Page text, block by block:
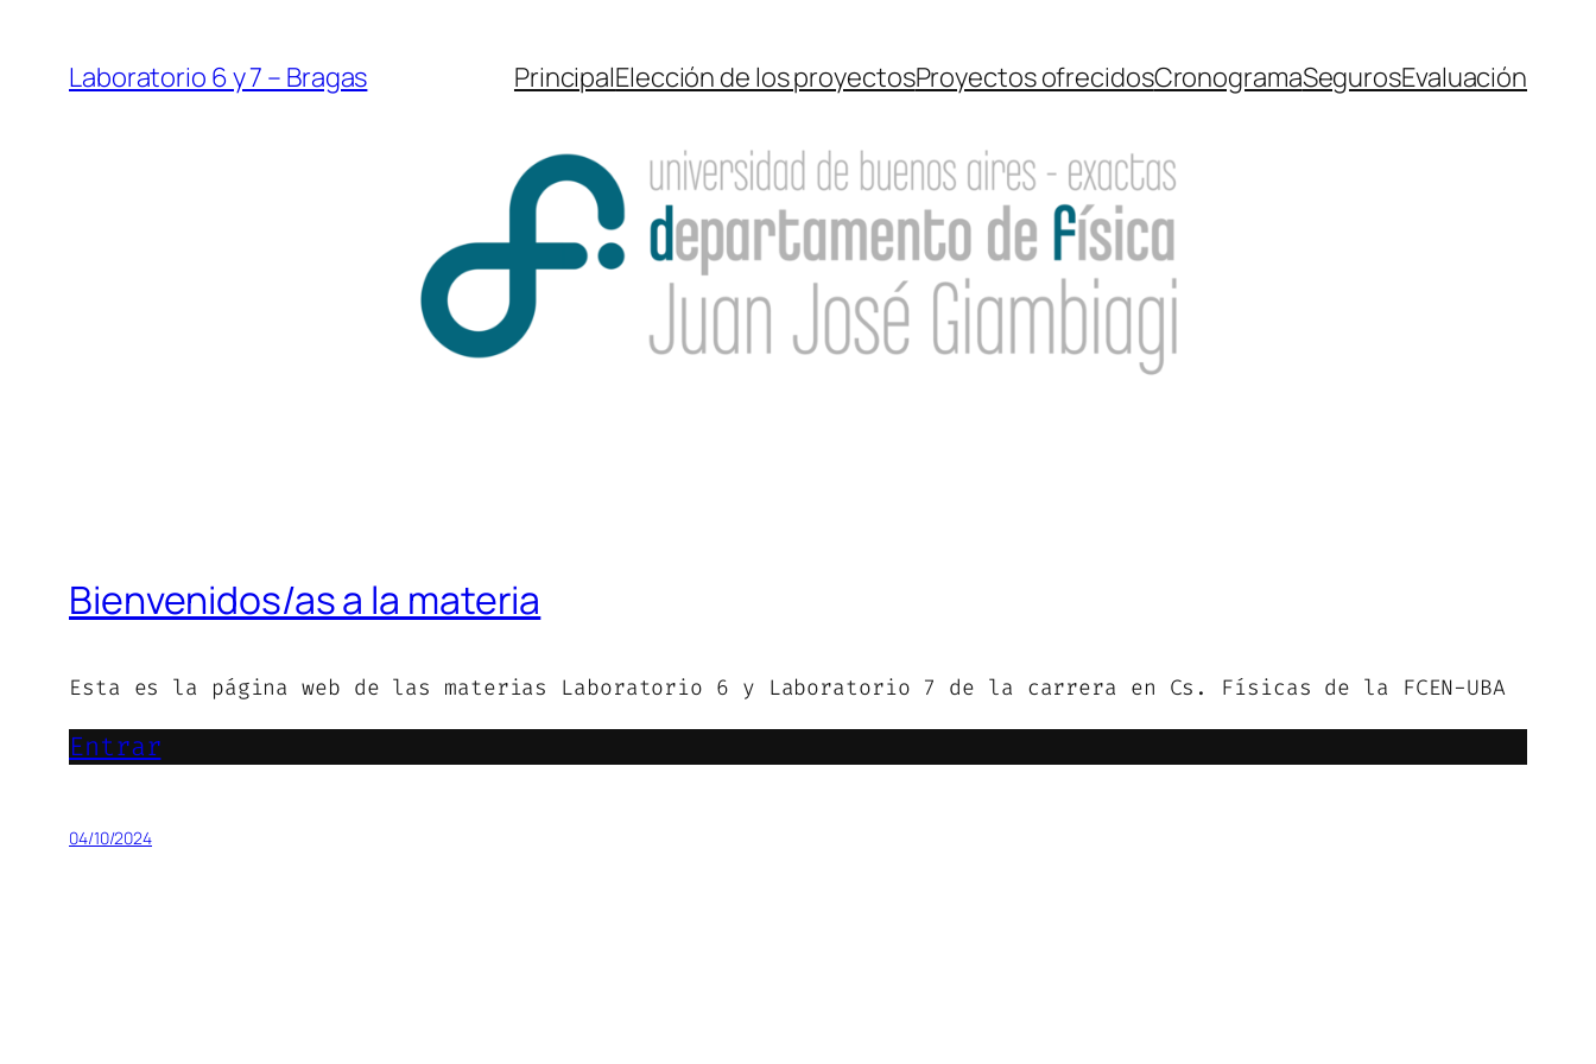
contenido
Laboratorio 6 y 7 – Bragas PrincipalElección de los proyectosProyectos ofrecidosCronogramaSegurosEvaluación
Bienvenidos/as a la materia
Esta es la página web de las materias Laboratorio 6 y Laboratorio 7 de la carrera en Cs. Físicas de la FCEN-UBA
Entrar
04/10/2024